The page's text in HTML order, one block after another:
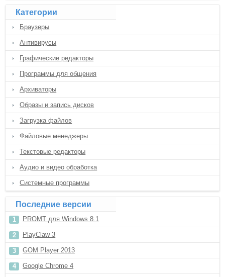
Категории
Браузеры
Антивирусы
Графические редакторы
Программы для общения
Архиваторы
Образы и запись дисков
Загрузка файлов
Файловые менеджеры
Текстовые редакторы
Аудио и видео обработка
Системные программы
Последние версии
PROMT для Windows 8.1
PlayClaw 3
GOM Player 2013
Google Chrome 4